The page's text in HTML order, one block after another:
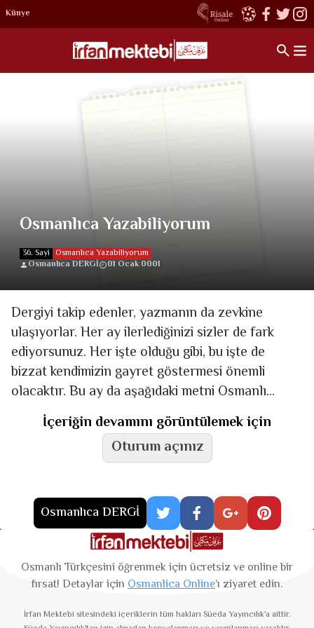
Künye
Osmanlıca Yazabiliyorum
36. Sayi Osmanlıca Yazabiliyorum
Osmanlıca DERGİ
01 Ocak 0001
Dergiyi takip edenler, yazmanın da zevkine
ulaşıyorlar. Her ay ilerlediğinizi sizler de fark
ediyorsunuz. Her işte olduğu gibi, bu işte de
bizzat kendimizin gayret göstermesi önemli
olacaktır. Bu ay da aşağıdaki metni Osmanlı
Türkçesi/Kur’an harfleri
İçeriğin devamını görüntülemek için
Oturum açınız
Osmanlıca DERGİ
Osmanlı Türkçesini öğrenmek için ücretsiz ve online bir
fırsat! Detaylar için Osmanlica Online’ı ziyaret edin.
İrfan Mektebi sitesindeki içeriklerin tüm hakları Süeda Yayıncılık'a aittir.